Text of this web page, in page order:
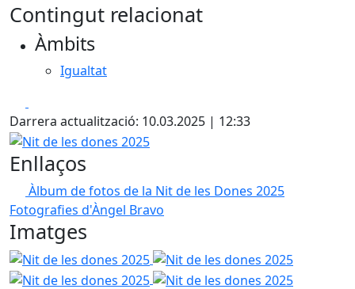
Contingut relacionat
Àmbits
Igualtat
Darrera actualització: 10.03.2025 | 12:33
Nit de les dones 2025
Enllaços
Àlbum de fotos de la Nit de les Dones 2025
Fotografies d'Àngel Bravo
Imatges
Nit de les dones 2025 Nit de les dones 2025
Nit de les
Nit de les dones 2025
Nit de les